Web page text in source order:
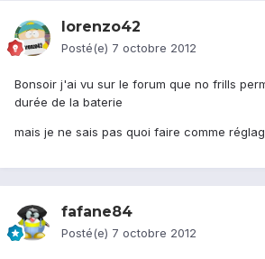
lorenzo42
Posté(e) 7 octobre 2012
Bonsoir j'ai vu sur le forum que no frills
durée de la baterie
mais je ne sais pas quoi faire comme
fafane84
Posté(e) 7 octobre 2012